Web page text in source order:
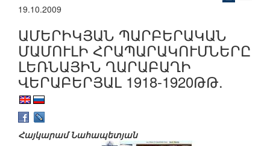
19.10.2009
ԱՄԵՐԻԿՅԱՆ ՊԱՐԲԵՐԱԿԱՆ
ՄԱՄՈՒԼԻ ՀՐԱՊԱՐԱԿՈՒՄՆԵՐԸ
ԼԵՌՆԱՅԻՆ ՂԱՐԱԲԱՂԻ
ՎԵՐԱԲԵՐՅԱԼ 1918-1920ԹԹ.
Հայկարամ Նահապետյան